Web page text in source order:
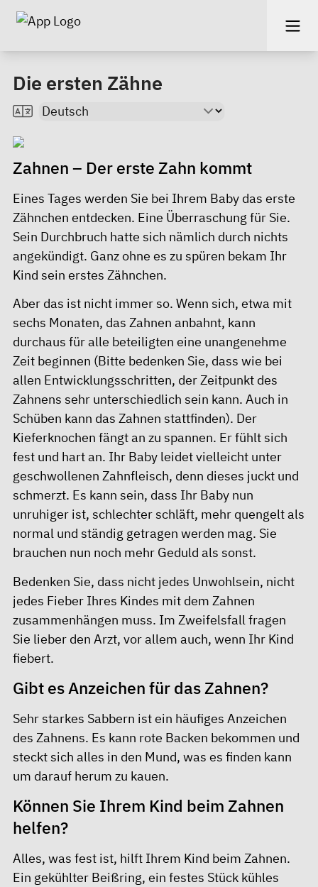
Die ersten Zähne
Zahnen – Der erste Zahn kommt
Eines Tages werden Sie bei Ihrem Baby das erste
Zähnchen entdecken. Eine Überraschung für Sie.
Sein Durchbruch hatte sich nämlich durch nichts
angekündigt. Ganz ohne es zu spüren bekam Ihr
Kind sein erstes Zähnchen.
Aber das ist nicht immer so. Wenn sich, etwa mit
sechs Monaten, das Zahnen anbahnt, kann
durchaus für alle beteiligten eine unangenehme
Zeit beginnen (Bitte bedenken Sie, dass wie bei
allen Entwicklungsschritten, der Zeitpunkt des
Zahnens sehr unterschiedlich sein kann. Auch in
Schüben kann das Zahnen stattfinden). Der
Kieferknochen fängt an zu spannen. Er fühlt sich
fest und hart an. Ihr Baby leidet vielleicht unter
geschwollenen Zahnfleisch, denn dieses juckt und
schmerzt. Es kann sein, dass Ihr Baby nun
unruhiger ist, schlechter schläft, mehr quengelt als
normal und ständig getragen werden mag. Sie
brauchen nun noch mehr Geduld als sonst.
Bedenken Sie, dass nicht jedes Unwohlsein, nicht
jedes Fieber Ihres Kindes mit dem Zahnen
zusammenhängen muss. Im Zweifelsfall fragen
Sie lieber den Arzt, vor allem auch, wenn Ihr Kind
fiebert.
Gibt es Anzeichen für das Zahnen?
Sehr starkes Sabbern ist ein häufiges Anzeichen
des Zahnens. Es kann rote Backen bekommen und
steckt sich alles in den Mund, was es finden kann
um darauf herum zu kauen.
Können Sie Ihrem Kind beim Zahnen
helfen?
Alles, was fest ist, hilft Ihrem Kind beim Zahnen.
Ein gekühlter Beißring, ein festes Stück kühles